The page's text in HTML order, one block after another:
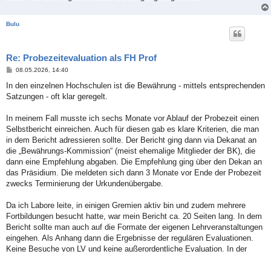
Bulu
Re: Probezeitevaluation als FH Prof
B
r
08.05.2026, 14:40
In den einzelnen Hochschulen ist die Bewährung - mittels entsprechenden
Satzungen - oft klar geregelt.
In meinem Fall musste ich sechs Monate vor Ablauf der Probezeit einen
Selbstbericht einreichen. Auch für diesen gab es klare Kriterien, die man
in dem Bericht adressieren sollte. Der Bericht ging dann via Dekanat an
die „Bewährungs-Kommission“ (meist ehemalige Mitglieder der BK), die
dann eine Empfehlung abgaben. Die Empfehlung ging über den Dekan an
das Präsidium. Die meldeten sich dann 3 Monate vor Ende der Probezeit
zwecks Terminierung der Urkundenübergabe.
Da ich Labore leite, in einigen Gremien aktiv bin und zudem mehrere
Fortbildungen besucht hatte, war mein Bericht ca. 20 Seiten lang. In dem
Bericht sollte man auch auf die Formate der eigenen Lehrveranstaltungen
eingehen. Als Anhang dann die Ergebnisse der regulären Evaluationen.
Keine Besuche von LV und keine außerordentliche Evaluation. In der